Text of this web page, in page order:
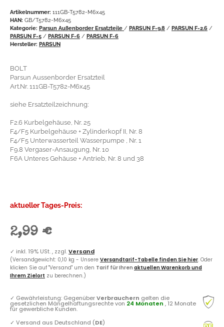
Artikelnummer: 111GB-T5782-M6x45
HAN: GB/T5782-M6x45
Kategorie: Parsun Außenborder Ersatzteile / PARSUN F-9.8 / PARSUN F-2.6 /
PARSUN F-5 / PARSUN F-6 / PARSUN F-6
Hersteller: PARSUN
BOLT
Parsun Aussenborder Ersatzteil
Art.Nr. 111GB-T5782-M6x45
siehe Ersatzteilzeichnung:
F2.6 Kurbelgehäuse, Nr. 25
F4/F5 Kurbelgehäuse + Zylinderkopf II, Nr. 8
F4/F5 Unterwasserteil Wasserpumpe , Nr. 1
F9.8 Vergaser-Ansaugung, Nr. 10
F6A Unteres Gehäuse + Antrieb, Nr. 8 und 38
aktueller Tages-Preis:
2,99 €
✓ inkl. 19% USt. , zzgl.Versand
(Versandgewicht: 0,10 kg - Unsere Versandtarif-Tabelle finden Sie hier. Oder
klicken Sie auf "Versand" um den Tarif für Ihren aktuellen Warenkorb und
Ihrem Zielort zu berechnen.)
✓ Gewährleistung: GegenüberVerbrauchern gelten die
gesetzlichen Mängelhaftungsrechte von 24 Monaten , 12 Monate
für gewerbliche Kunden.
✓ Versand aus Deutschland (DE)